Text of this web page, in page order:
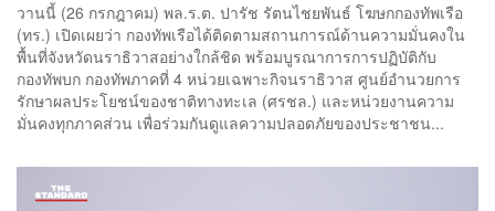
วานนี้ (26 กรกฎาคม) พล.ร.ต. ปารัช รัตนไชยพันธ์ โฆษกกองทัพเรือ
(ทร.) เปิดเผยว่า กองทัพเรือได้ติดตามสถานการณ์ด้านความมั่นคงใน
พื้นที่จังหวัดนราธิวาสอย่างใกล้ชิด พร้อมบูรณาการการปฏิบัติกับ
กองทัพบก กองทัพภาคที่ 4 หน่วยเฉพาะกิจนราธิวาส ศูนย์อำนวยการ
รักษาผลประโยชน์ของชาติทางทะเล (ศรชล.) และหน่วยงานความ
มั่นคงทุกภาคส่วน เพื่อร่วมกันดูแลความปลอดภัยของประชาชน...